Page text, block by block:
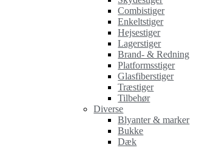
Combistiger
Enkeltstiger
Hejsestiger
Lagerstiger
Brand- & Redning
Platformsstiger
Glasfiberstiger
Træstiger
Tilbehør
Diverse
Blyanter & marker
Bukke
Dæk